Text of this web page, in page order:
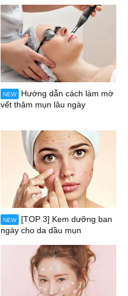
NEW
Hướng dẫn cách làm mờ
vết thâm mụn lâu ngày
NEW
[TOP 3] Kem dưỡng ban
ngày cho da dầu mụn